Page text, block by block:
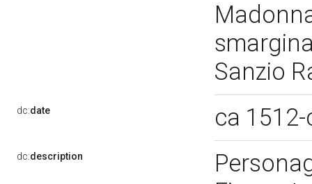
Sanzio
dc:date ca
dc:description